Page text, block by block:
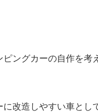
ピングカーの自作を
改造しやすい車と